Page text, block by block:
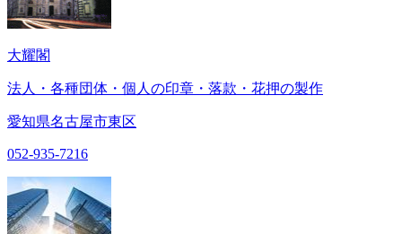
大耀閣
法人・各種団体・個人の印章・落款・花押の製作
愛知県名古屋市東区
052-935-7216